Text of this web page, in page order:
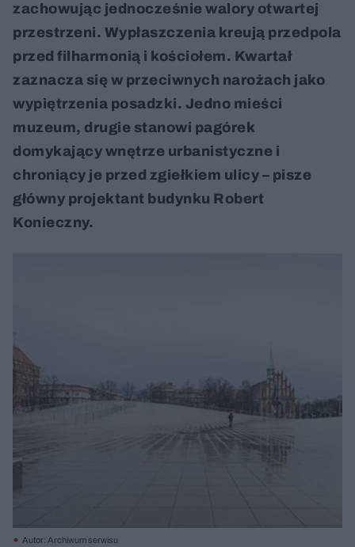
zachowując jednocześnie walory otwartej
przestrzeni. Wypłaszczenia kreują przedpola
przed filharmonią i kościołem. Kwartał
zaznacza się w przeciwnych narożach jako
wypiętrzenia posadzki. Jedno mieści
muzeum, drugie stanowi pagórek
domykający wnętrze urbanistyczne i
chroniący je przed zgiełkiem ulicy – pisze
główny projektant budynku Robert
Konieczny.
Autor: Archiwum serwisu